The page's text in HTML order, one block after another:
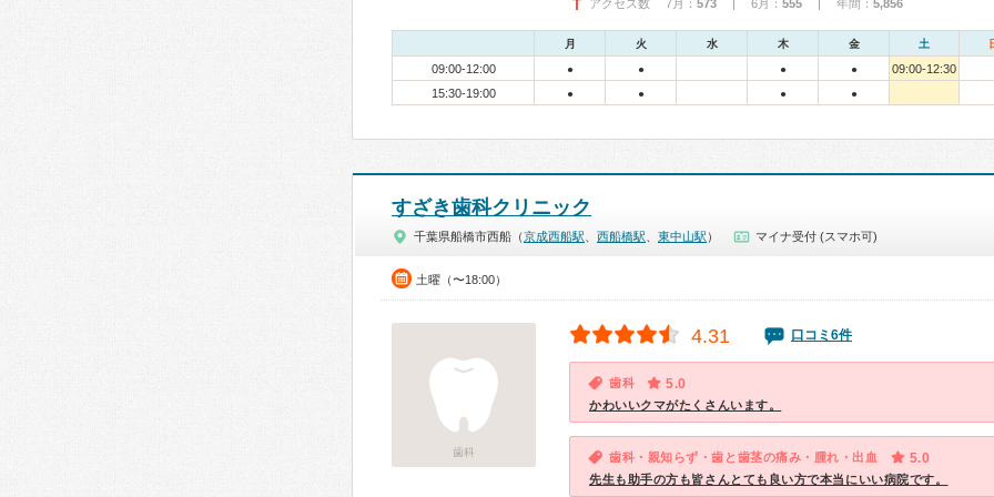
アクセス数 7月： 573 | 6月： 555 | 年間： 5,856
月 火 水 木 金 土
09:00-12:00 ● ● ● ●
09:00-12:30
15:30-19:00
● ● ● ●
すざき歯科クリニック
千葉県船橋市西船（京成西船駅 西船橋駅 東中山駅 ） マイナ受付 (スマホ可)
土曜（〜18:00）
歯科
4.31 口コミ6件
歯科 5.0
かわいいクマがたくさんいます。
歯科・親知らず・歯と歯茎の痛み・腫れ・出血 5.0
先生も助手の方も皆さんとても良い方で本当にいい病院です。